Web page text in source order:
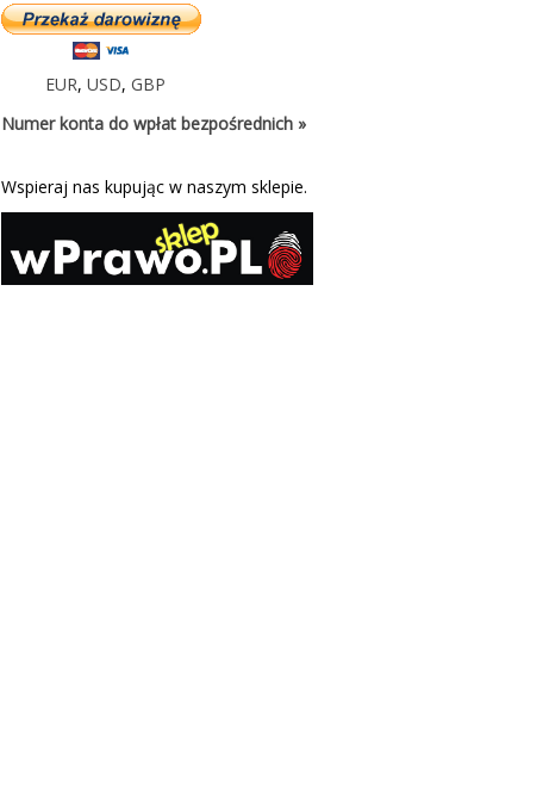
EUR,USD,GBP
Numer konta do wpłat bezpośrednich »
Wspieraj nas kupując w naszym sklepie.